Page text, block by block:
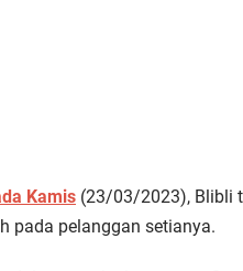
Kamis (23/03/2023), Blibli
pada pelanggan setianya.